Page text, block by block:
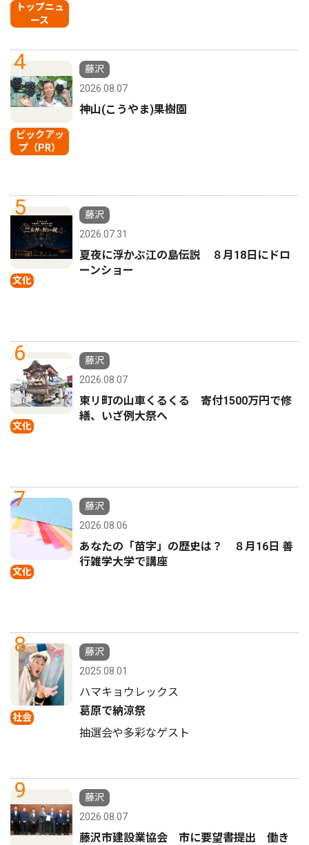
トップニュ
ース
4
ピックアッ
プ（PR）
藤沢
2026.08.07
神山(こうやま)果樹園
5
文化
藤沢
2026.07.31
夏夜に浮かぶ江の島伝説 ８月18日にドロ
ーンショー
6
文化
藤沢
2026.08.07
東リ町の山車くるくる 寄付1500万円で修
繕、いざ例大祭へ
7
文化
藤沢
2026.08.06
あなたの「苗字」の歴史は？ ８月16日 善
行雑学大学で講座
8
社会
藤沢
2025.08.01
ハマキョウレックス
葛原で納涼祭
抽選会や多彩なゲスト
9
藤沢
2026.08.07
藤沢市建設業協会 市に要望書提出 働き